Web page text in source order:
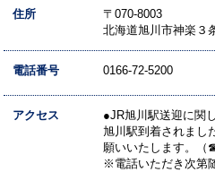
住所
〒070-8003
北海道旭川市神楽３
電話番号 0166-72-5200
アクセス
●JR旭川駅送迎に関
旭川駅到着されまし
願いいたします。（
※電話いただき次第